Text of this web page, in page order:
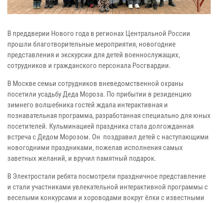
В преддверии Нового года в регионах Центральной России
прошли благотворительные мероприятия, новогодние
представления и экскурсии для детей военнослужащих,
сотрудников и гражданского персонала Росгвардии.
В Москве семьи сотрудников вневедомственной охраны
посетили усадьбу Деда Мороза. По прибытии в резиденцию
зимнего волшебника гостей ждала интерактивная и
познавательная программа, разработанная специально для юных
посетителей. Кульминацией праздника стала долгожданная
встреча с Дедом Морозом. Он поздравил детей с наступающими
новогодними праздниками, пожелав исполнения самых
заветных желаний, и вручил памятный подарок.
В Электростали ребята посмотрели праздничное представление
и стали участниками увлекательной интерактивной программы с
веселыми конкурсами и хороводами вокруг ёлки с известными